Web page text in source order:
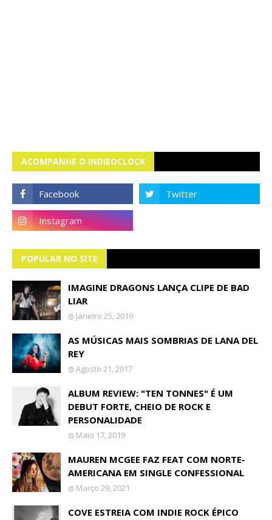
ACOMPANHE O INDIEOCLOCK
POPULAR NO SITE
IMAGINE DRAGONS LANÇA CLIPE DE BAD
LIAR
Janeiro 25, 2019
AS MÚSICAS MAIS SOMBRIAS DE LANA DEL
REY
Agosto 21, 2017
ALBUM REVIEW: "TEN TONNES" É UM
DEBUT FORTE, CHEIO DE ROCK E
PERSONALIDADE
Maio 17, 2019
MAUREN MCGEE FAZ FEAT COM NORTE-
AMERICANA EM SINGLE CONFESSIONAL
Março 29, 2021
COVE ESTREIA COM INDIE ROCK ÉPICO